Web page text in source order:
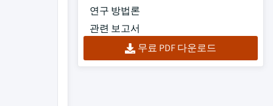
연구 방법론
관련 보고서
무료 PDF 다운로드